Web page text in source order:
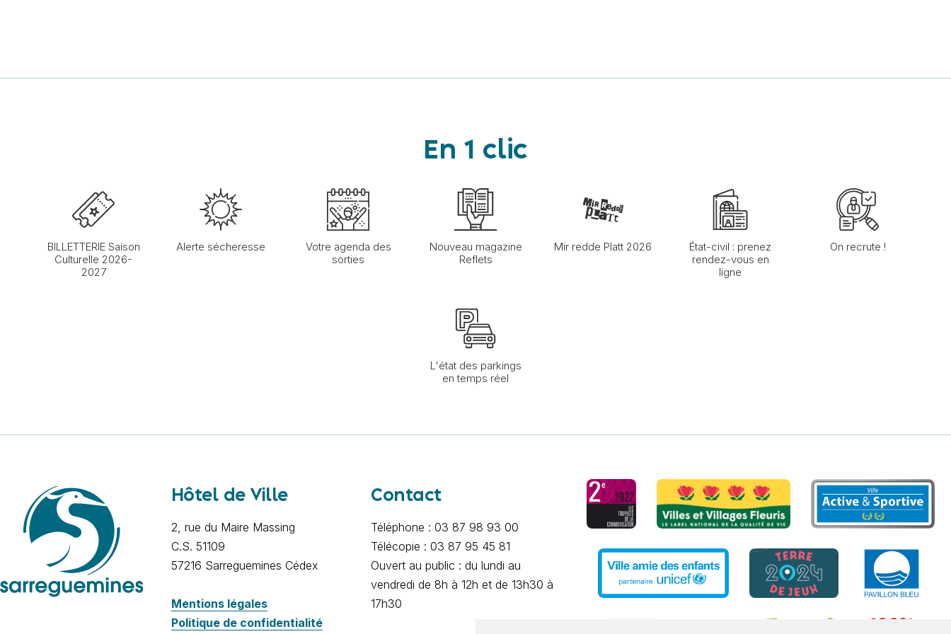
En 1 clic
BILLETTERIE Saison
Culturelle 2026-
2027
Alerte sécheresse
Votre agenda des
sorties
Nouveau magazine
Reflets
Mir redde Platt 2026
État-civil : prenez
rendez-vous en
ligne
On recrute !
L'état des parkings
en temps réel
Hôtel de Ville
2, rue du Maire Massing
C.S. 51109
57216 Sarreguemines Cédex
Mentions légales
Politique de confidentialité
Contact
Téléphone : 03 87 98 93 00
Télécopie : 03 87 95 45 81
Ouvert au public : du lundi au
vendredi de 8h à 12h et de 13h30 à
17h30